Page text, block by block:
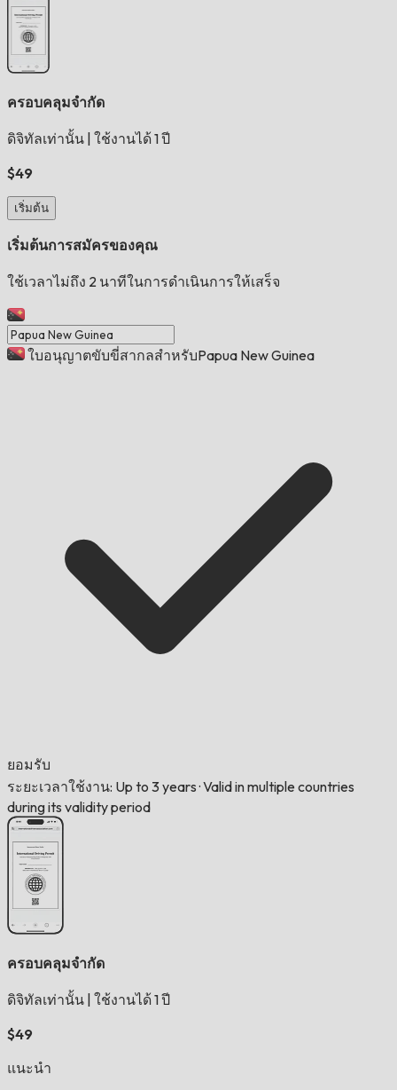
ครอบคลุมจำกัด
ดิจิทัลเท่านั้น ใช้งานได้ 1 ปี
$49
เริ่มต้น
เริ่มต้นการสมัครของคุณ
ใช้เวลาไม่ถึง 2 นาทีในการดำเนินการให้เสร็จ
ใบอนุญาตขับขี่สากลสำหรับPapua New Guinea
ยอมรับ
ระยะเวลาใช้งาน: Up to 3 years ·Valid in multiple countries
during its validity period
ครอบคลุมจำกัด
ดิจิทัลเท่านั้น ใช้งานได้ 1 ปี
$49
แนะนำ